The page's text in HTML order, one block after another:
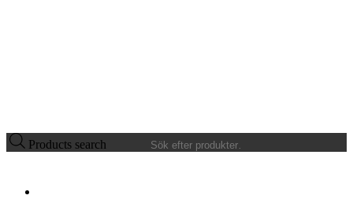
Products search